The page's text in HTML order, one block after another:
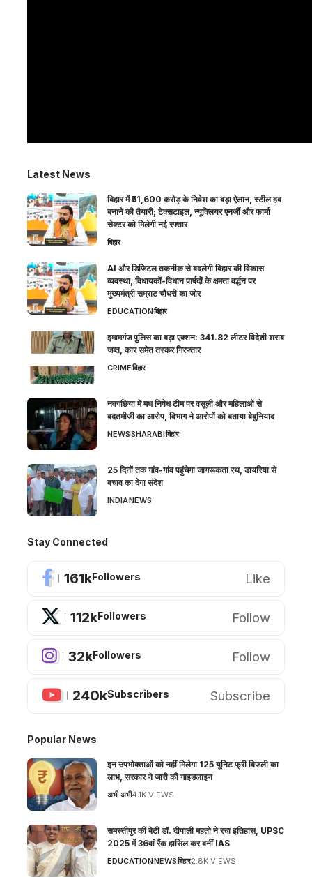
Latest News
बिहार में ₹51,600 करोड़ के निवेश का बड़ा ऐलान, स्टील हब
बनाने की तैयारी; टेक्सटाइल, न्यूक्लियर एनर्जी और फार्मा
सेक्टर को मिलेगी नई रफ्तार
बिहार
AI और डिजिटल तकनीक से बदलेगी बिहार की विकास
व्यवस्था, विधायकों-विधान पार्षदों के क्षमता वर्द्धन पर
मुख्यमंत्री सम्राट चौधरी का जोर
EDUCATIONबिहार
इमामगंज पुलिस का बड़ा एक्शन: 341.82 लीटर विदेशी शराब
जब्त, कार समेत तस्कर गिरफ्तार
CRIMEबिहार
नवगछिया में मध निषेध टीम पर वसूली और महिलाओं से
बदतमीजी का आरोप, विभाग ने आरोपों को बताया बेबुनियाद
NEWSSHARABIबिहार
25 दिनों तक गांव-गांव पहुंचेगा जागरूकता रथ, डायरिया से
बचाव का देगा संदेश
INDIANEWS
Stay Connected
161kFollowers Like
112kFollowers Follow
32kFollowers Follow
240kSubscribers Subscribe
Popular News
इन उपभोक्ताओं को नहीं मिलेगा 125 यूनिट फ्री बिजली का
लाभ, सरकार ने जारी की गाइडलाइन
अभी अभी4.1K VIEWS
समस्तीपुर की बेटी डॉ. दीपाली महतो ने रचा इतिहास, UPSC
2025 में 36वां रैंक हासिल कर बनीं IAS
EDUCATIONNEWSबिहार2.8K VIEWS